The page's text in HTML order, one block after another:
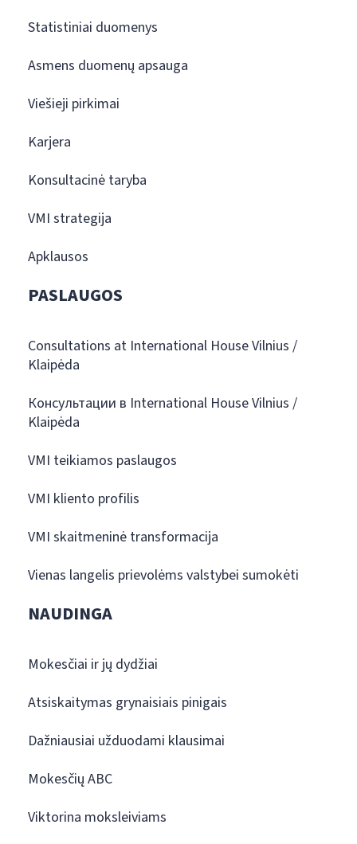
Statistiniai duomenys
Asmens duomenų apsauga
Viešieji pirkimai
Karjera
Konsultacinė taryba
VMI strategija
Apklausos
PASLAUGOS
Consultations at International House Vilnius /
Klaipėda
Консультации в International House Vilnius /
Klaipėda
VMI teikiamos paslaugos
VMI kliento profilis
VMI skaitmeninė transformacija
Vienas langelis prievolėms valstybei sumokėti
NAUDINGA
Mokesčiai ir jų dydžiai
Atsiskaitymas grynaisiais pinigais
Dažniausiai užduodami klausimai
Mokesčių ABC
Viktorina moksleiviams